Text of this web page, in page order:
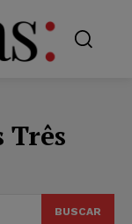
Três
BUSCAR